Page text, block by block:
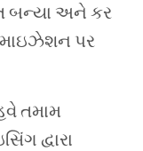
બન્યા અને કર
પર
તમામ
દ્વારા